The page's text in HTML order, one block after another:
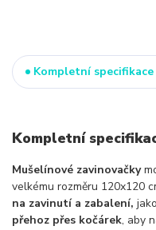
Kompletní specifikace
Kompletní
Mušelínové zavinovačky
velkému rozměru 120x120
na zavinutí a zabalení,
přehoz přes kočárek, aby